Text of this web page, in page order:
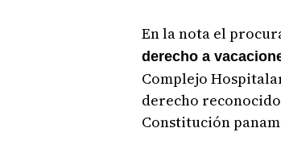
En la nota el
derecho a
Complejo
derecho
Constitución